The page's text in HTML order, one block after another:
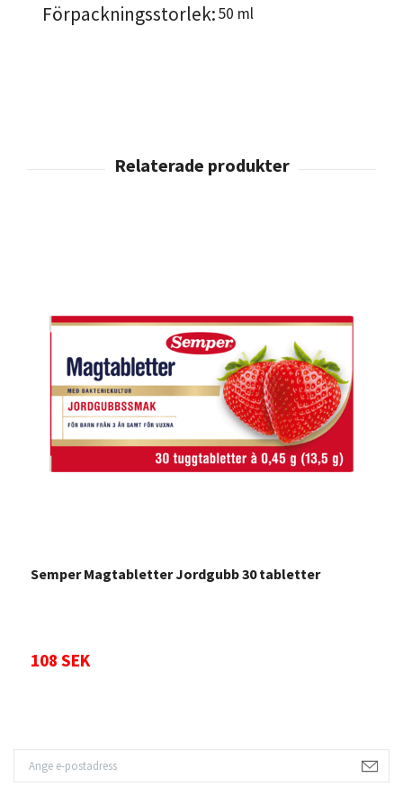
Förpackningsstorlek:50 ml
Semper Magtabletter Jordgubb 30 tabletter
108 SEK